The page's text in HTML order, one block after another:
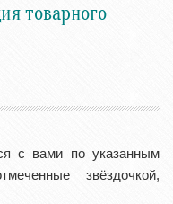
товарного
с вами по указанным
звёздочкой,